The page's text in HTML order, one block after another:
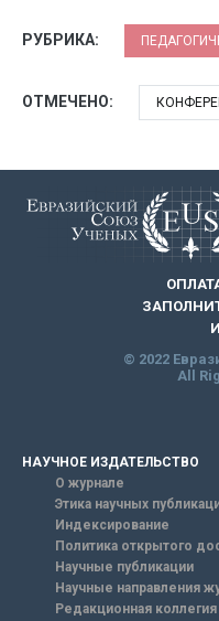
РУБРИКА:
ОТМЕЧЕНО:
© 2022
All
НАУЧНОЕ ИЗДАТЕЛЬСТВО
О журнале
Этика научных
Индексирование
Политика открытого
Научные публикации
Научные направления
Редакционная коллегия